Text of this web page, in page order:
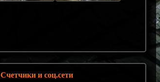
Счетчики и соц.сети